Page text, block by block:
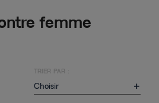
femme
TRIER PAR :
Choisir 